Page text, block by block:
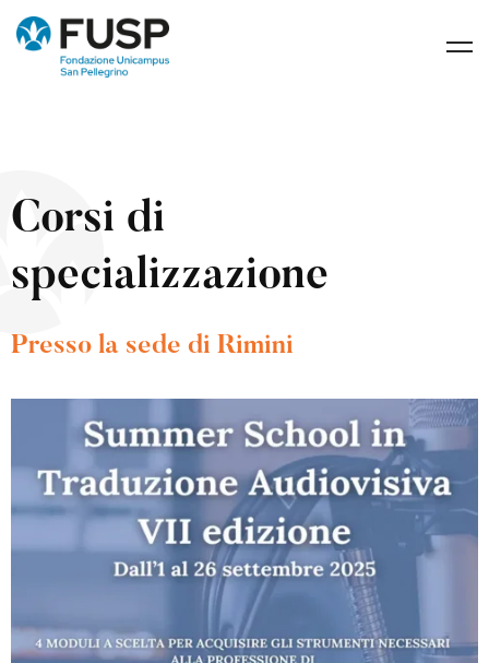
Corsi di
specializzazione
Presso la sede di Rimini